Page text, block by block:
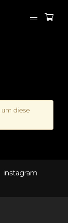
um diese
instagram